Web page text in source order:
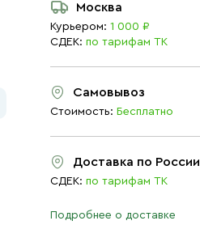
Москва
Курьером: 1 000 ₽
СДЕК: по тарифам ТК
Самовывоз
Стоимость: Бесплатно
Доставка по России
СДЕК: по тарифам ТК
Подробнее о доставке